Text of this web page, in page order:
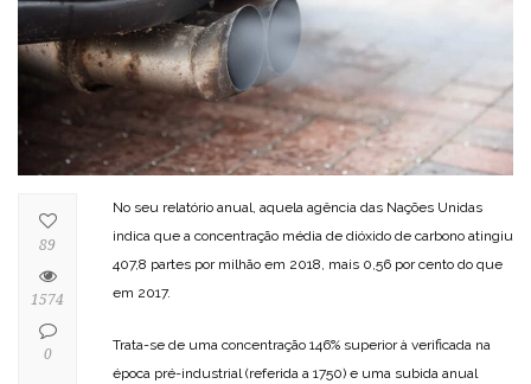
No seu relatório anual, aquela agência das Nações Unidas
indica que a concentração média de dióxido de carbono atingiu
407,8 partes por milhão em 2018, mais 0,56 por cento do que
em 2017.
Trata-se de uma concentração 146% superior à verificada na
época pré-industrial (referida a 1750) e uma subida anual
89
1574
0